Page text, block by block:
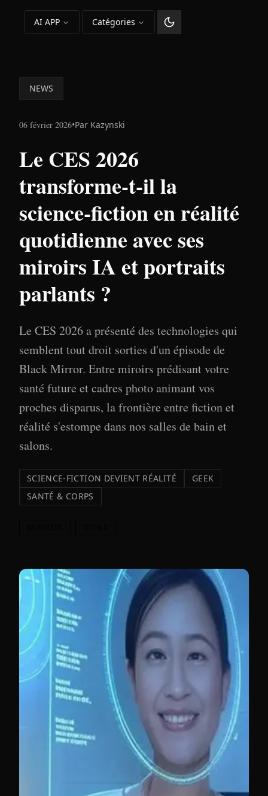
AI APP Catégories
Changer le thème
NEWS
06 février 2026•Par Kazynski
Le CES 2026
transforme-t-il la
science-fiction en réalité
quotidienne avec ses
miroirs IA et portraits
parlants ?
Le CES 2026 a présenté des technologies qui
semblent tout droit sorties d'un épisode de
Black Mirror. Entre miroirs prédisant votre
santé future et cadres photo animant vos
proches disparus, la frontière entre fiction et
réalité s'estompe dans nos salles de bain et
salons.
SCIENCE-FICTION DEVIENT RÉALITÉ
GEEK
SANTÉ & CORPS